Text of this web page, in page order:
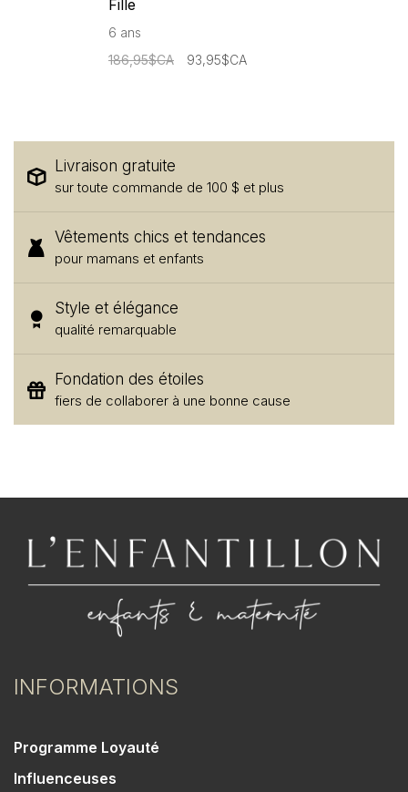
Fille
6 ans
186,95$CA
93,95$CA
Livraison gratuite
sur toute commande de 100 $ et plus
Vêtements chics et tendances
pour mamans et enfants
Style et élégance
qualité remarquable
Fondation des étoiles
fiers de collaborer à une bonne cause
INFORMATIONS
Programme Loyauté
Influenceuses